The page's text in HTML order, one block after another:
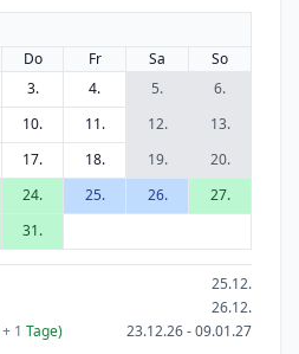
Do Fr Sa
So
3. 4. 5.
6.
10. 11. 12.
13.
17. 18. 19.
20.
24. 25. 26.
27.
31.
25.12.
26.12.
+ 1 Tage) 23.12.26 - 09.01.27